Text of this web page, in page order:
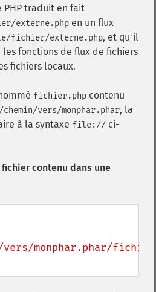
PHP traduit en fait
externe.php en un flux
fichier/externe.php, et qu'il
fonctions de flux de fichiers
fichiers locaux.
fichier.php contenu
/chemin/vers/monphar.phar, la
à la syntaxe file:// ci-
contenu dans une
monphar.phar/